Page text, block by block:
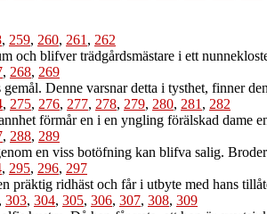
, 259, 260, 261 , 262
och blifver trädgårdsmästare i ett
, 268, 269
Denne varsnar detta i tysthet, finner
, 275, 276, 277, 278, 279, 280, 281 , 282
förmår en i en yngling förälskad dame
, 288, 289
en viss botöfning kan blifva salig.
, 295, 296, 297
präktig ridhäst och får i utbyte med hans
, 303, 304, 305, 306, 307, 308, 309